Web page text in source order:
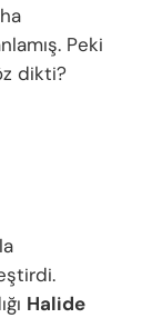
Peki
dikti?
Halide